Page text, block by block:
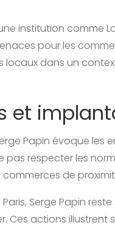
institution comme
pour les
locaux dans un
et
Papin évoque les
pas respecter les
commerces de
Serge Papin
Ces actions